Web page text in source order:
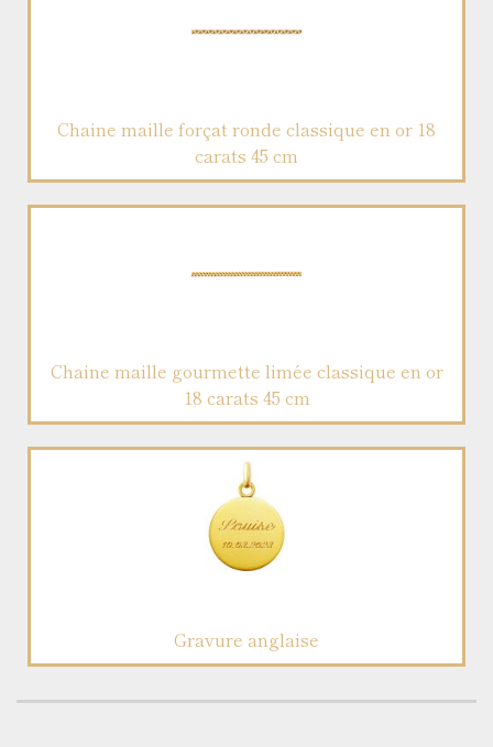
Chaine maille forçat ronde classique en or 18
carats 45 cm
Chaine maille gourmette limée classique en or
18 carats 45 cm
Gravure anglaise